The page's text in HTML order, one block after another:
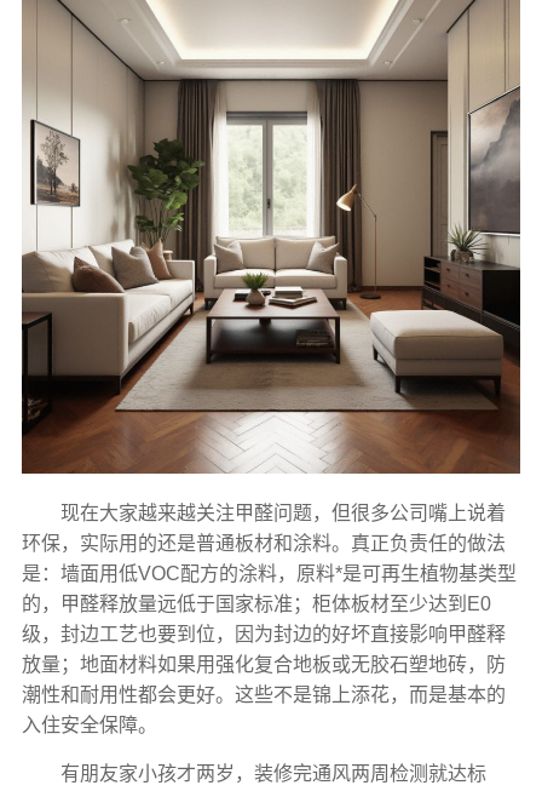
现在大家越来越关注甲醛问题，但很多公司嘴上说着
环保，实际用的还是普通板材和涂料。真正负责任的做法
是：墙面用低VOC配方的涂料，原料*是可再生植物基类型
的，甲醛释放量远低于国家标准；柜体板材至少达到E0
级，封边工艺也要到位，因为封边的好坏直接影响甲醛释
放量；地面材料如果用强化复合地板或无胶石塑地砖，防
潮性和耐用性都会更好。这些不是锦上添花，而是基本的
入住安全保障。
有朋友家小孩才两岁，装修完通风两周检测就达标